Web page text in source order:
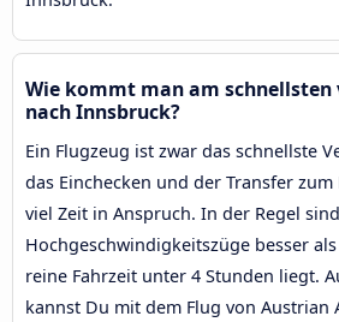
Wie kommt man am schnellsten
nach Innsbruck?
Ein Flugzeug ist zwar das schnellste
das Einchecken und der Transfer
viel Zeit in Anspruch. In der Regel sind
Hochgeschwindigkeitszüge besser
reine Fahrzeit unter 4 Stunden liegt.
kannst Du mit dem Flug von Austrian